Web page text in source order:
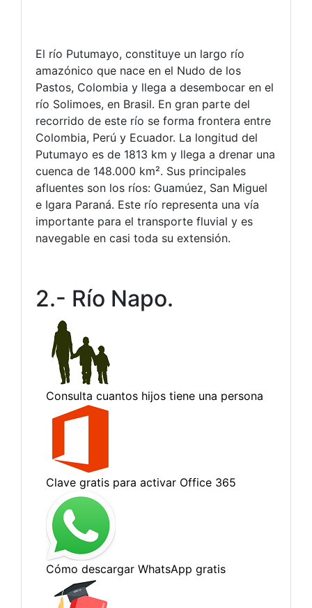
El río Putumayo, constituye un largo río
amazónico que nace en el Nudo de los
Pastos, Colombia y llega a desembocar en el
río Solimoes, en Brasil. En gran parte del
recorrido de este río se forma frontera entre
Colombia, Perú y Ecuador. La longitud del
Putumayo es de 1813 km y llega a drenar una
cuenca de 148.000 km². Sus principales
afluentes son los ríos: Guamúez, San Miguel
e Igara Paraná. Este río representa una vía
importante para el transporte fluvial y es
navegable en casi toda su extensión.
2.- Río Napo.